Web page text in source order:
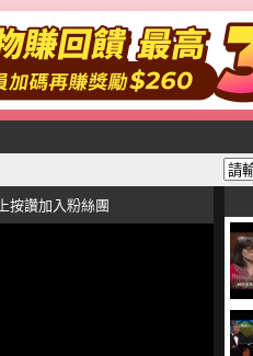
按讚加入粉絲團